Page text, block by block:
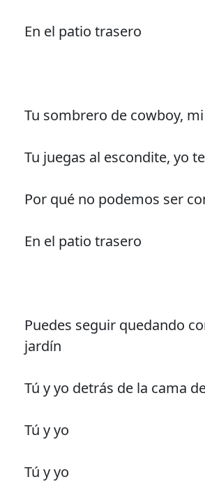
En el patio trasero
Tu sombrero de cowboy,
Tu juegas al escondite, yo
Por qué no podemos ser
En el patio trasero
Puedes seguir quedando
jardín
Tú y yo detrás de la cama
Tú y yo
Tú y yo